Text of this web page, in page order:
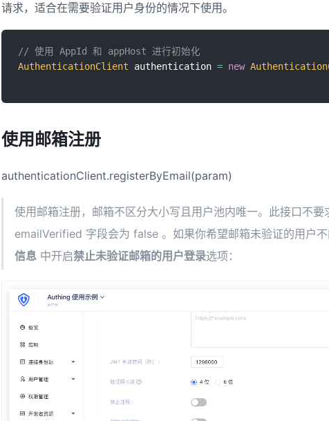
请求，适合在需要验证用户身份的情况下使用。
// 使用 AppId 和 appHost 进行初始化
AuthenticationClient authentication = new
使用邮箱注册
authenticationClient.registerByEmail(param)
使用邮箱注册，邮箱不区分大小写且用户池内唯一。此接口不
emailVerified 字段会为 false 。如果你希望邮箱未验证的用户
信息 中开启禁止未验证邮箱的用户登录选项：